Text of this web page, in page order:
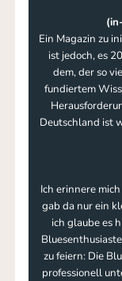
Ein Magazin zu
ist jedoch, es
dem, der so
fundiertem
Deutschland ist
Ich erinnere
gab da nur ein
ich glaube es
zu feiern: Die
professionell